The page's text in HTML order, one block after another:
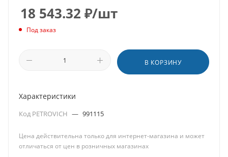
18 543.32 ₽/шт
Под заказ
В КОРЗИНУ
Характеристики
Код PETROVICH — 991115
Цена действительна только для интернет-магазина и может
отличаться от цен в розничных магазинах